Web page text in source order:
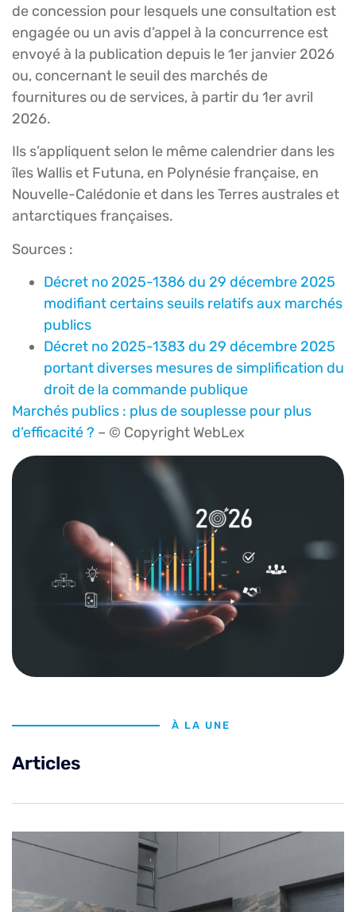
de concession pour lesquels une consultation est
engagée ou un avis d’appel à la concurrence est
envoyé à la publication depuis le 1er janvier 2026
ou, concernant le seuil des marchés de
fournitures ou de services, à partir du 1er avril
2026.
Ils s’appliquent selon le même calendrier dans les
îles Wallis et Futuna, en Polynésie française, en
Nouvelle-Calédonie et dans les Terres australes et
antarctiques françaises.
Sources :
Décret no 2025-1386 du 29 décembre 2025
modifiant certains seuils relatifs aux marchés
publics
Décret no 2025-1383 du 29 décembre 2025
portant diverses mesures de simplification du
droit de la commande publique
Marchés publics : plus de souplesse pour plus
d’efficacité ? – © Copyright WebLex
À LA UNE
Articles